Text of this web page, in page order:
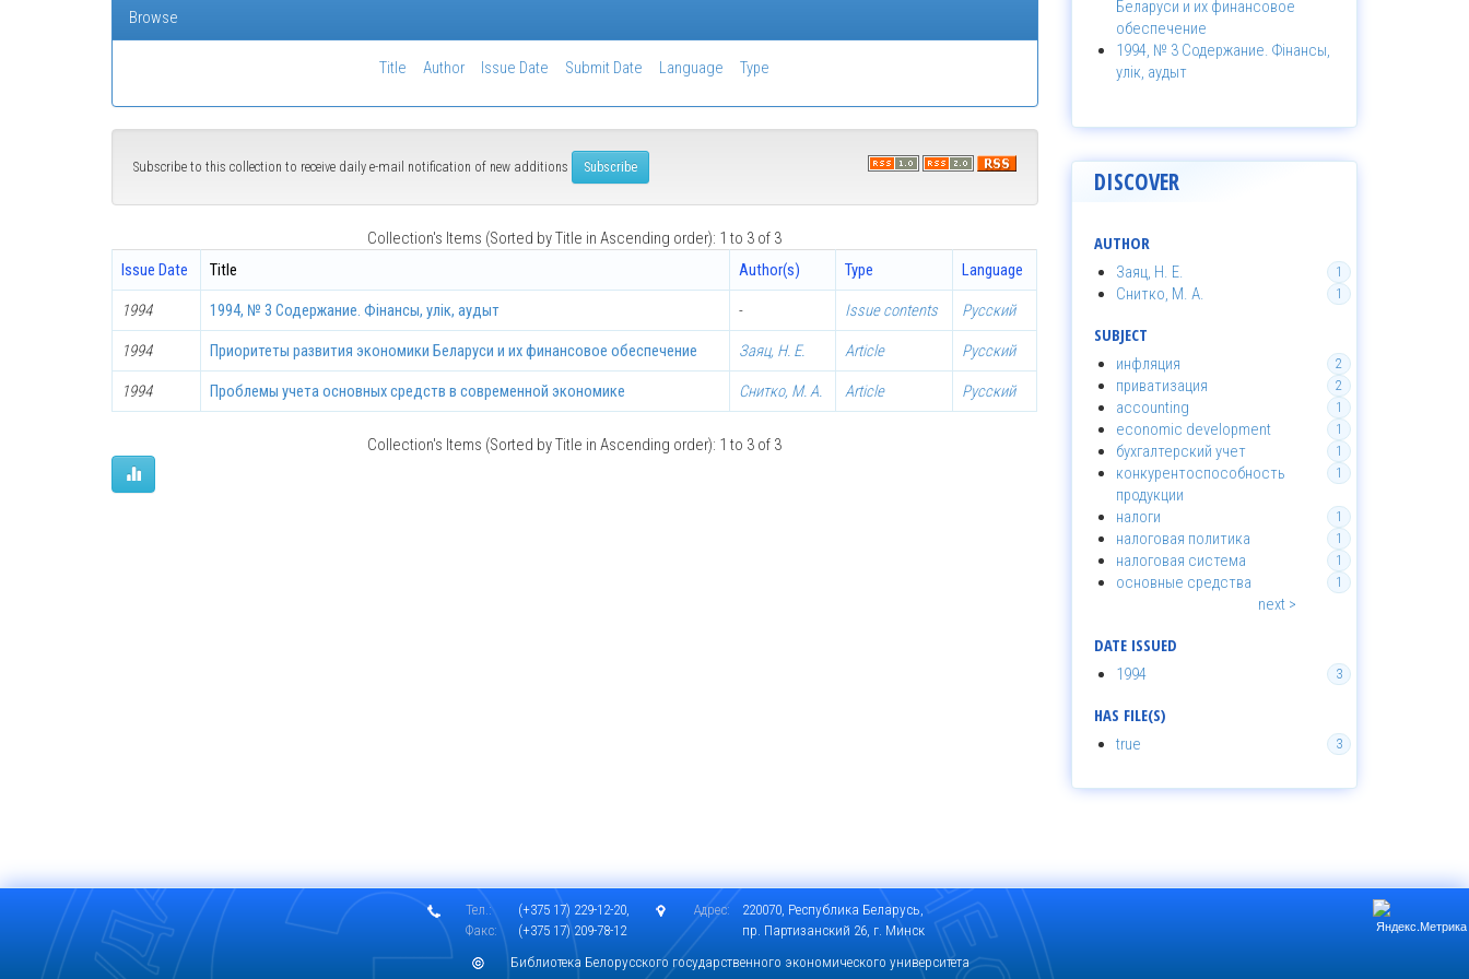
Browse
Title Author Issue Date Submit Date Language Type
Subscribe to this collection to receive daily e-mail notification of new additions
Collection's Items (Sorted by Title in Ascending order): 1 to 3 of 3
Issue Date
Title Author(s) Type Language
1994 1994, № 3 Содержание. Фінансы, улік, аудыт - Issue contents Русский
1994 Приоритеты развития экономики Беларуси и их финансовое обеспечение Заяц, Н. Е. Article Русский
1994 Проблемы учета основных средств в современной экономике Снитко, М. А. Article Русский
Collection's Items (Sorted by Title in Ascending order): 1 to 3 of 3
Беларуси и их финансовое
обеспечение
1994, № 3 Содержание. Фінансы,
улік, аудыт
DISCOVER
AUTHOR
1
Заяц, Н. Е.
1
Снитко, М. А.
SUBJECT
2
инфляция
2
приватизация
1
accounting
1
economic development
1
бухгалтерский учет
1
конкурентоспособность
продукции
1
налоги
1
налоговая политика
1
налоговая система
1
основные средства
next >
DATE ISSUED
3
1994
HAS FILE(S)
3
true
Тел.:
(+375 17) 229-12-20,
Факс:
(+375 17) 209-78-12
Адрес:
220070, Республика Беларусь,
пр. Партизанский 26, г. Минск
Библиотека Белорусского государственного экономического университета